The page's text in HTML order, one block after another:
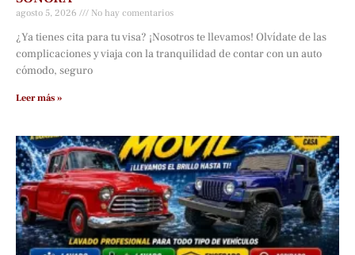
agosto 5, 2026 No hay comentarios
¿Ya tienes cita para tu visa? ¡Nosotros te llevamos! Olvídate de las
complicaciones y viaja con la tranquilidad de contar con un auto
cómodo, seguro
Leer más »